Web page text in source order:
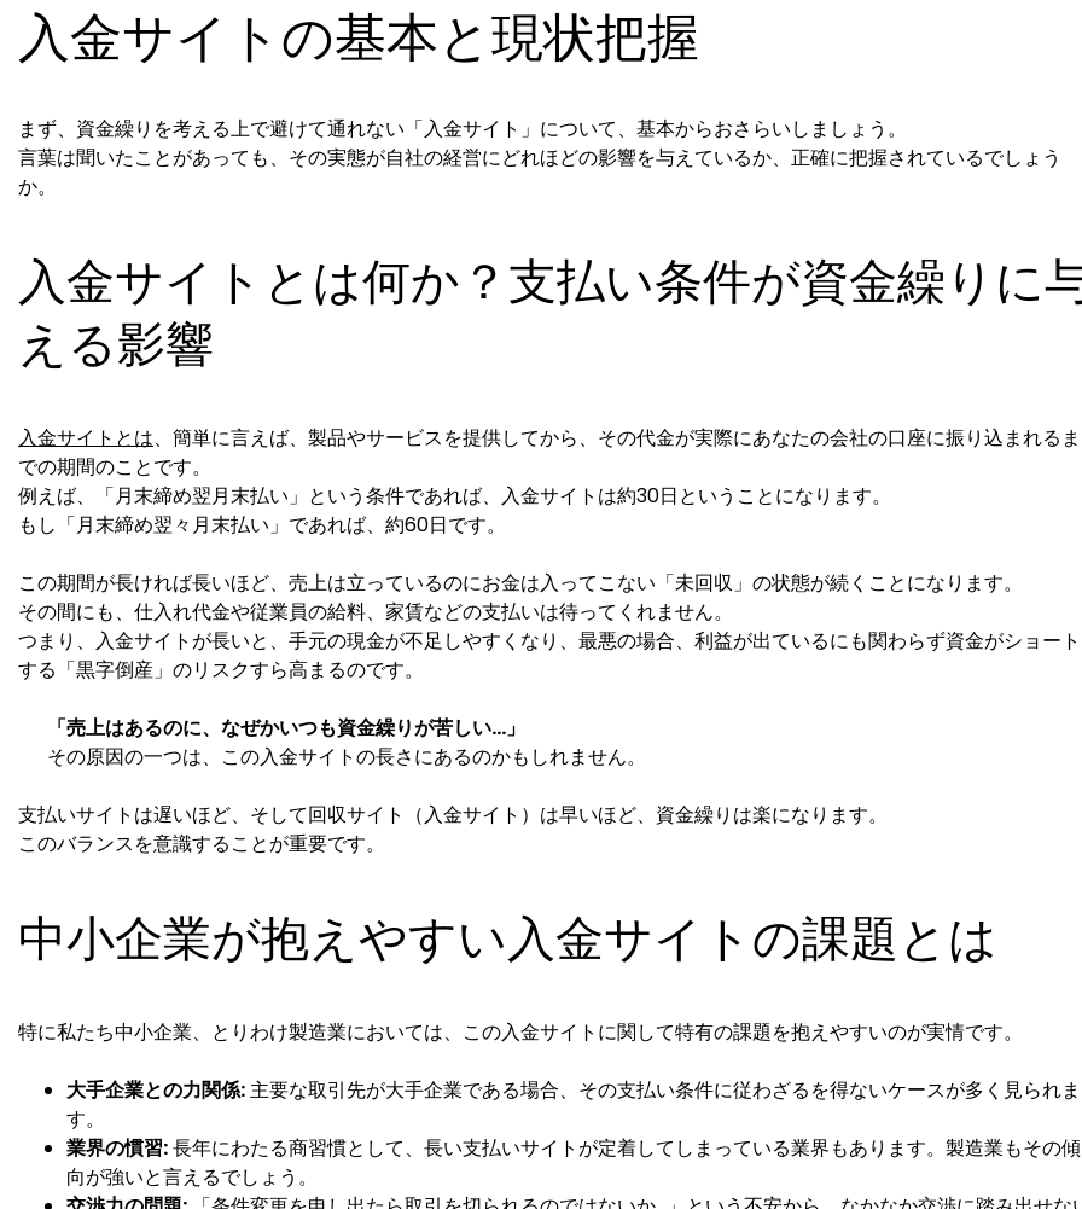
入金サイトの基本と現状把握
まず、資金繰りを考える上で避けて通れない「入金サイト」について、基本からおさらいしましょう。
言葉は聞いたことがあっても、その実態が自社の経営にどれほどの影響を与えているか、正確に把握されているでしょう
か。
入金サイトとは何か？支払い条件が資金繰りに
える影響
入金サイトとは、簡単に言えば、製品やサービスを提供してから、その代金が実際にあなたの会社の口座に振り込まれるま
での期間のことです。
例えば、「月末締め翌月末払い」という条件であれば、入金サイトは約30日ということになります。
もし「月末締め翌々月末払い」であれば、約60日です。
この期間が長ければ長いほど、売上は立っているのにお金は入ってこない「未回収」の状態が続くことになります。
その間にも、仕入れ代金や従業員の給料、家賃などの支払いは待ってくれません。
つまり、入金サイトが長いと、手元の現金が不足しやすくなり、最悪の場合、利益が出ているにも関わらず資金がショート
する「黒字倒産」のリスクすら高まるのです。
「売上はあるのに、なぜかいつも資金繰りが苦しい…」
その原因の一つは、この入金サイトの長さにあるのかもしれません。
支払いサイトは遅いほど、そして回収サイト（入金サイト）は早いほど、資金繰りは楽になります。
このバランスを意識することが重要です。
中小企業が抱えやすい入金サイトの課題とは
特に私たち中小企業、とりわけ製造業においては、この入金サイトに関して特有の課題を抱えやすいのが実情です。
大手企業との力関係:主要な取引先が大手企業である場合、その支払い条件に従わざるを得ないケースが多く見られま
す。
業界の慣習:長年にわたる商習慣として、長い支払いサイトが定着してしまっている業界もあります。製造業もその傾
向が強いと言えるでしょう。